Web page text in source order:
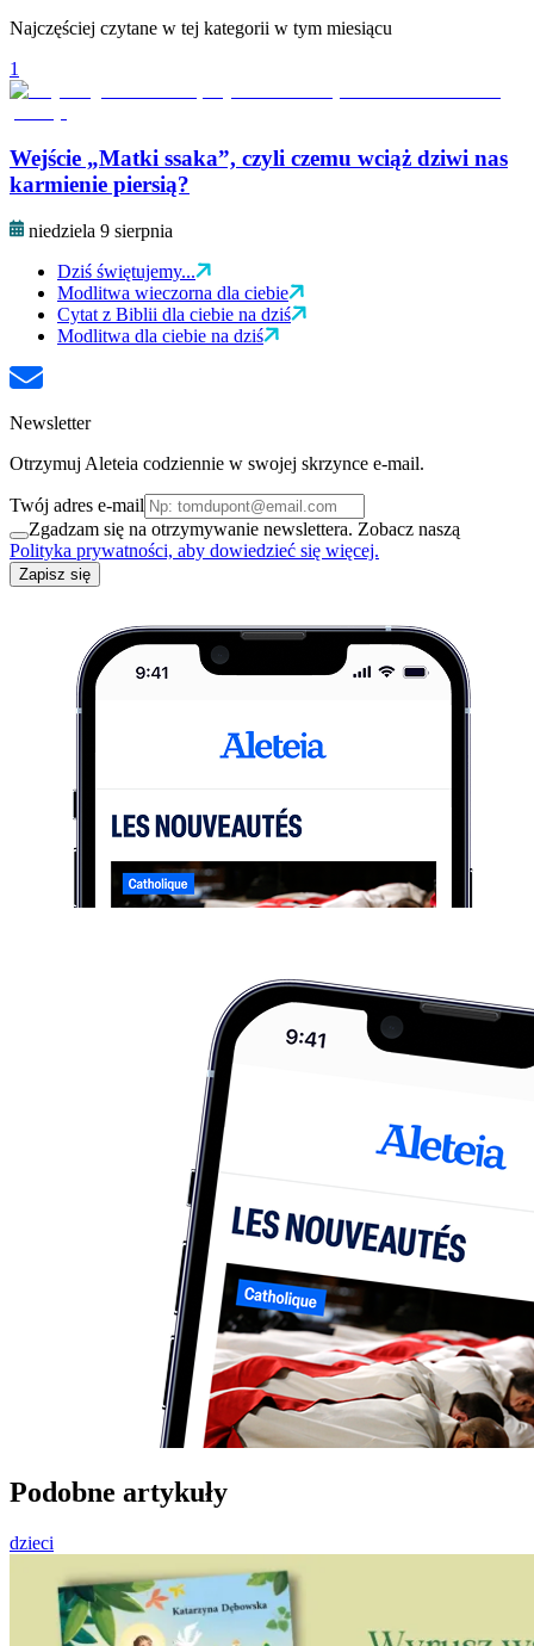
Najczęściej czytane w tej kategorii w tym miesiącu
1
Wejście „Matki ssaka”, czyli czemu wciąż dziwi nas
karmienie piersią?
niedziela 9 sierpnia
Dziś świętujemy...
Modlitwa wieczorna dla ciebie
Cytat z Biblii dla ciebie na dziś
Modlitwa dla ciebie na dziś
Newsletter
Otrzymuj Aleteia codziennie w swojej skrzynce e-mail.
Twój adres e-mail
Zgadzam się na otrzymywanie newslettera. Zobacz naszą
Polityka prywatności, aby dowiedzieć się więcej.
Zapisz się
Podobne artykuły
dzieci